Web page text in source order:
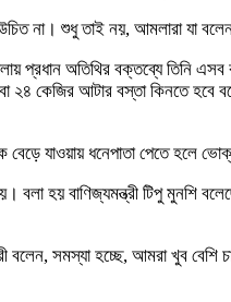
না। শুধু তাই নয়, আমলারা যা
প্রধান অতিথির বক্তব্যে তিনি
২৪ কেজির আটার বস্তা কিনতে
বেড়ে যাওয়ায় ধনেপাতা পেতে
হয় বাণিজ্যমন্ত্রী টিপু মুনশি
বলেন, সমস্যা হচ্ছে, আমরা খুব